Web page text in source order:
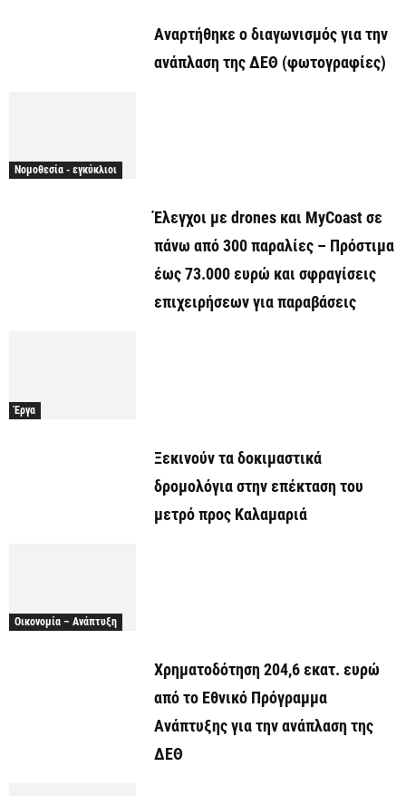
Αναρτήθηκε o διαγωνισμός για την
ανάπλαση της ΔΕΘ (φωτογραφίες)
Νομοθεσία - εγκύκλιοι
Έλεγχοι με drones και MyCoast σε
πάνω από 300 παραλίες – Πρόστιμα
έως 73.000 ευρώ και σφραγίσεις
επιχειρήσεων για παραβάσεις
Έργα
Ξεκινούν τα δοκιμαστικά
δρομολόγια στην επέκταση του
μετρό προς Καλαμαριά
Οικονομία – Ανάπτυξη
Χρηματοδότηση 204,6 εκατ. ευρώ
από το Εθνικό Πρόγραμμα
Ανάπτυξης για την ανάπλαση της
ΔΕΘ